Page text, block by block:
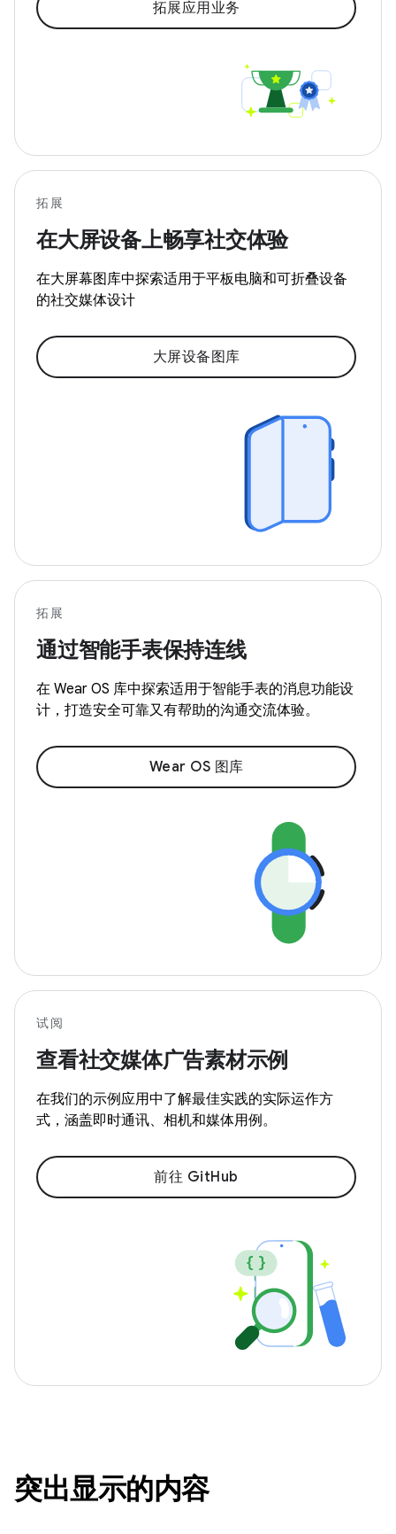
拓展应用业务
拓展
在大屏设备上畅享社交体验
在大屏幕图库中探索适用于平板电脑和可折叠设备
的社交媒体设计
大屏设备图库
拓展
通过智能手表保持连线
在 Wear OS 库中探索适用于智能手表的消息功能设
计，打造安全可靠又有帮助的沟通交流体验。
Wear OS 图库
试阅
查看社交媒体广告素材示例
在我们的示例应用中了解最佳实践的实际运作方
式，涵盖即时通讯、相机和媒体用例。
前往 GitHub
突出显示的内容